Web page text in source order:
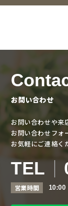
お問い合わせ
お問い合わせや来
お問い合わせフォ
お気軽にご連絡く
TEL
営業時間 10:00